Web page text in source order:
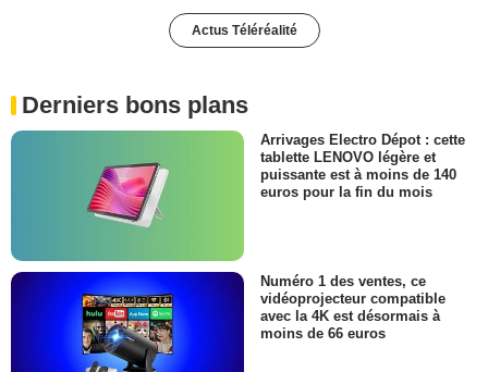
Actus Téléréalité
Derniers bons plans
Arrivages Electro Dépot : cette
tablette LENOVO légère et
puissante est à moins de 140
euros pour la fin du mois
Numéro 1 des ventes, ce
vidéoprojecteur compatible
avec la 4K est désormais à
moins de 66 euros